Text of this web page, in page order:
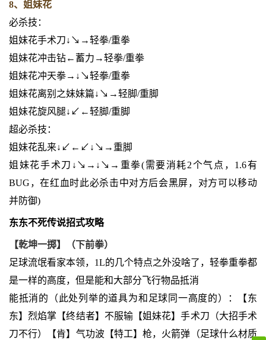
8、姐妹花
必杀技：
姐妹花手术刀↓↘→轻拳/重拳
姐妹花冲击钻←蓄力→轻拳/重拳
姐妹花冲天拳→↓↘轻拳/重拳
姐妹花离别之妹妹篇↓↘→轻脚/重脚
姐妹花旋风腿↓↙←轻脚/重脚
超必杀技：
姐妹花乱来↓↙←↙↓↘→重脚
姐妹花手术刀↓↘→↓↘→重拳(需要消耗2个气点，1.6有
BUG，在红血时此必杀击中对方后会黑屏，对方可以移动
并防御)
东东不死传说招式攻略
【乾坤一掷】（下前拳）
足球流氓看家本领，1L的几个特点之外没啥了，轻拳重拳都
是一样的高度，但是能和大部分飞行物品抵消
能抵消的（此处列举的道具为和足球同一高度的）：【东
东】烈焰掌【终结者】不服输【姐妹花】手术刀（大招手术
刀不行）【肯】气功波【特工】枪，火箭弹（足球什么材质